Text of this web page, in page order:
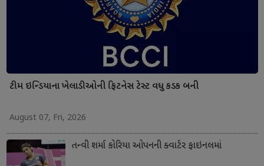
ટીમ ઇન્ડિયાના ખેલાડીઓની ફિટનેસ ટેસ્ટ વધુ કડક બની
August 07, Fri, 2026
તન્વી શર્મા કોરિયા ઓપનની ક્વાર્ટર ફાઇનલમાં